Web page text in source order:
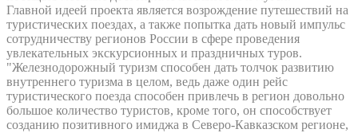
Главной идеей проекта является возрождение путешествий на
туристических поездах, а также попытка дать новый импульс
сотрудничеству регионов России в сфере проведения
увлекательных экскурсионных и праздничных туров.
"Железнодорожный туризм способен дать толчок развитию
внутреннего туризма в целом, ведь даже один рейс
туристического поезда способен привлечь в регион довольно
большое количество туристов, кроме того, он способствует
созданию позитивного имиджа в Северо-Кавказском регионе,